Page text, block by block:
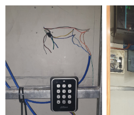
Installation d'un système solaire
de 8,2KW , comportant 16
panneaux photovoltaïques et une
batterie de 16Kwh.
Voir plus